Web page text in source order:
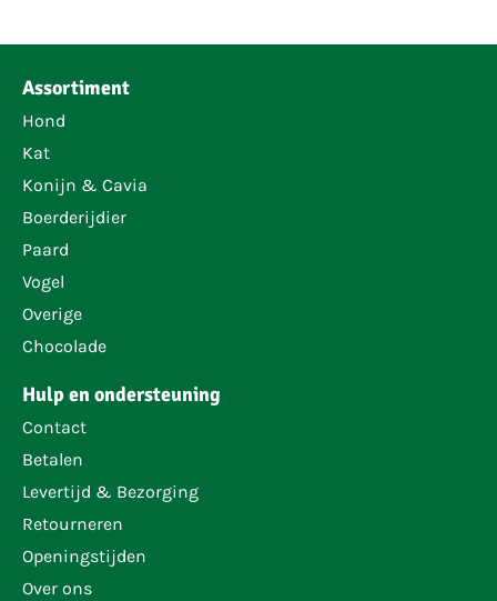
Assortiment
Hond
Kat
Konijn & Cavia
Boerderijdier
Paard
Vogel
Overige
Chocolade
Hulp en ondersteuning
Contact
Betalen
Levertijd & Bezorging
Retourneren
Openingstijden
Over ons